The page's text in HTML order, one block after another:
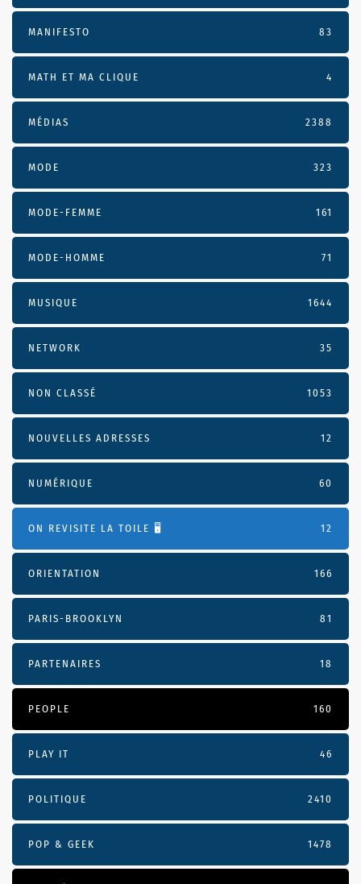
MANIFESTO 83
MATH ET MA CLIQUE 4
MÉDIAS 2388
MODE 323
MODE-FEMME 161
MODE-HOMME 71
MUSIQUE 1644
NETWORK 35
NON CLASSÉ 1053
NOUVELLES ADRESSES 12
NUMÉRIQUE 60
ON REVISITE LA TOILE 🖥️ 12
ORIENTATION 166
PARIS-BROOKLYN 81
PARTENAIRES 18
PEOPLE 160
PLAY IT 46
POLITIQUE 2410
POP & GEEK 1478